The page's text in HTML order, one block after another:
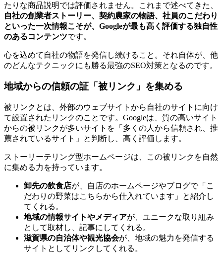
たりな商品説明では評価されません。これまで述べてきた、
自社の創業者ストーリー、契約農家の物語、社員のこだわり
といった一次情報こそが、Googleが最も高く評価する独自性
のあるコンテンツです。
心を込めて自社の物語を発信し続けること。それ自体が、他
のどんなテクニックにも勝る最強のSEO対策となるのです。
地域からの信頼の証「被リンク」を集める
被リンクとは、外部のウェブサイトから自社のサイトに向け
て設置されたリンクのことです。Googleは、質の高いサイト
からの被リンクが多いサイトを「多くの人から信頼され、推
薦されているサイト」と判断し、高く評価します。
ストーリーテリング型ホームページは、この被リンクを自然
に集める力を持っています。
卸先の飲食店が、自店のホームページやブログで「こ
だわりの野菜はこちらから仕入れています」と紹介し
てくれる。
地域の情報サイトやメディアが、ユニークな取り組み
として取材し、記事にしてくれる。
滋賀県の自治体や観光協会が、地域の魅力を発信する
サイトとしてリンクしてくれる。